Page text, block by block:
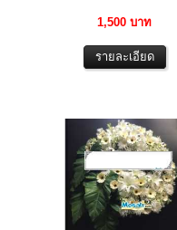
1,500 บาท